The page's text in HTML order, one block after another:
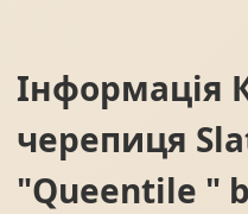
Інформація
черепиця
"Queentile "